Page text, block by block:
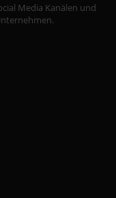
Media Kanälen und